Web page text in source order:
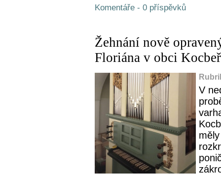
Komentáře - 0 příspěvků
Žehnání nově
Floriána v obci
V